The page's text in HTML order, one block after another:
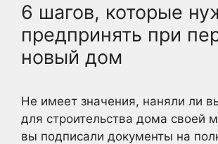
6 шагов, которые
предпринять при
новый дом
Не имеет значения, наняли ли
для строительства дома своей
вы подписали документы на